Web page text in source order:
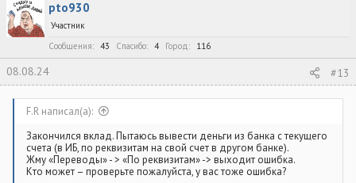
pto930
Участник
Сообщения
43 Спасибо 4 Город 116
08.08.24 #13
F.R написал(а):
Закончился вклад. Пытаюсь вывести деньги из банка с текущего
счета (в ИБ, по реквизитам на свой счет в другом банке).
Жму «Переводы» - > «По реквизитам» -> выходит ошибка.
Кто может – проверьте пожалуйста, у вас тоже ошибка?